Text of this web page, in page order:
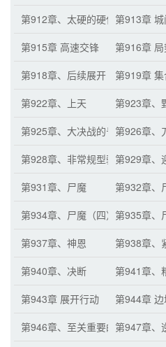
第912章、太硬的硬仗 第913章
第915章 高速交锋
第916章
第918章、后续展开
第919章
第922章、上天
第923章、
第925章、大决战的号角第926章、
第928章、非常规型骑兵第929章、
第931章、尸魔
第932章、
第934章、尸魔（四） 第935章、
第937章、神恩
第938章、
第940章、决断
第941章、
第943章 展开行动
第944章
第946章、至关重要的一步第947章、